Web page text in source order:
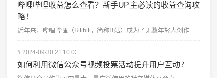
哔哩哔哩收益怎么查看？新手UP主必读的收益查询攻
略！
近年来，哔哩哔哩（Bilibili，简称B站）成为了无数年轻人创作和分享内容的重要平台。无论是搞笑视...
# 2024-09-30 21:10:03
如何利用微信公众号视频投票活动提升用户互动？